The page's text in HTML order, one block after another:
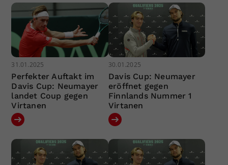
31.01.2025
Perfekter Auftakt im
Davis Cup: Neumayer
landet Coup gegen
Virtanen
30.01.2025
Davis Cup: Neumayer
eröffnet gegen
Finnlands Nummer 1
Virtanen